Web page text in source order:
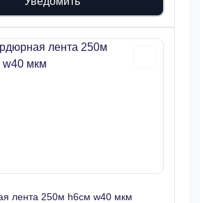
лента 250м h6см w40 мкм